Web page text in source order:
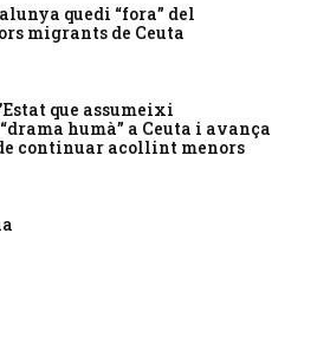
quedi “fora” del
migrants de Ceuta
que assumeixi
humà” a Ceuta i avança
continuar acollint menors